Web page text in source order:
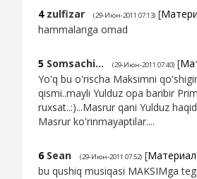
4 zulfizar (29-Июн-2011 07:13) [
hammalariga omad
5 Somsachi... (29-Июн-2011 07:40) [
Yo'q bu o'rischa Maksimni
qismi..mayli Yulduz opa baribir
ruxsat..:)...Masrur qani Yulduz
Masrur ko'rinmayaptilar....
6 Sean (29-Июн-2011 07:52) [Материал
bu qushiq musiqasi MAKSIMga